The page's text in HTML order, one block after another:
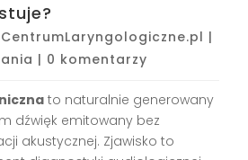
CentrumLaryngologiczne.pl |
| 0 komentarzy
to naturalnie generowany
dźwięk emitowany bez
akustycznej. Zjawisko to